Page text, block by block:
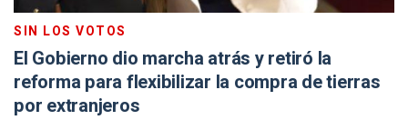
SIN LOS VOTOS
El Gobierno dio marcha atrás y retiró la
reforma para flexibilizar la compra de tierras
por extranjeros